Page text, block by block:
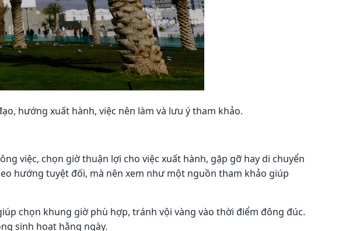
hướng xuất hành, việc nên làm và lưu ý tham khảo.
việc, chọn giờ thuận lợi cho việc xuất hành, gặp gỡ hay di chuyển
hướng tuyệt đối, mà nên xem như một nguồn tham khảo giúp
chọn khung giờ phù hợp, tránh vội vàng vào thời điểm đông đúc.
sinh hoạt hằng ngày.